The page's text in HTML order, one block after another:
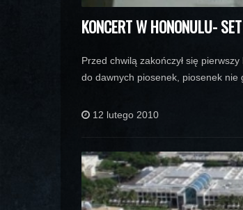
KONCERT W HONONULU-
Przed chwilą zakończył się
do dawnych piosenek, piosenek nie
12 lutego 2010